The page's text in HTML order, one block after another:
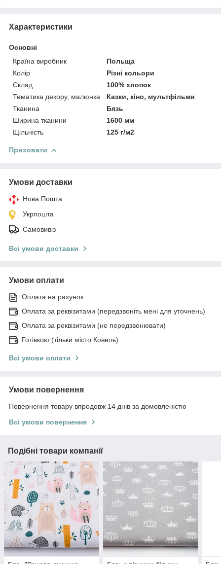
Характеристики
Основні
Країна виробник
Польща
Колір
Різні кольори
Склад
100% хлопок
Тематика декору, малюнка
Казки, кіно, мультфільми
Тканина
Бязь
Ширина тканини
1600 мм
Щільність
125 г/м2
Приховати
Умови доставки
Нова Пошта
Укрпошта
Самовивіз
Всі умови доставки
Умови оплати
Оплата на рахунок
Оплата за реквізитами (передзвоніть мені для уточнень)
Оплата за реквізитами (не передзвонювати)
Готівкою (тільки місто Ковель)
Всі умови оплати
Умови повернення
Повернення товару впродовж 14 днів за домовленістю
Всі умови повернення
Подібні товари компанії